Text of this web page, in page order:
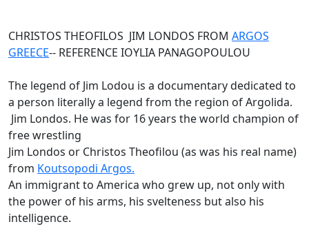
CHRISTOS THEOFILOS JIM LONDOS FROM ARGOS
GREECE-- REFERENCE IOYLIA PANAGOPOULOU
The legend of Jim Lodou is a documentary dedicated to
a person literally a legend from the region of Argolida.
Jim Londos. He was for 16 years the world champion of
free wrestling
Jim Londos or Christos Theofilou (as was his real name)
from Koutsopodi Argos.
An immigrant to America who grew up, not only with
the power of his arms, his svelteness but also his
intelligence.